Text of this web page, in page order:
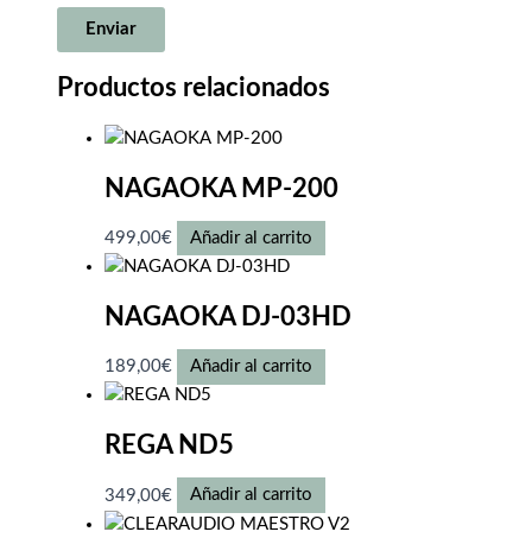
Productos relacionados
NAGAOKA MP-200
499,00€ Añadir al carrito
NAGAOKA DJ-03HD
189,00€ Añadir al carrito
REGA ND5
349,00€ Añadir al carrito